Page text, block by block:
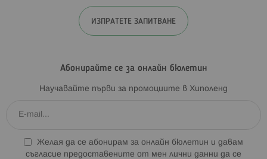
ИЗПРАТЕТЕ ЗАПИТВАНЕ
Абонирайте се за онлайн бюлетин
Научавайте първи за промоциите в Хиполенд
Желая да се абонирам за онлайн бюлетин и давам
съгласие предоставените от мен лични данни да се